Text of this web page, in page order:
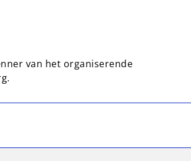
van het organiserende